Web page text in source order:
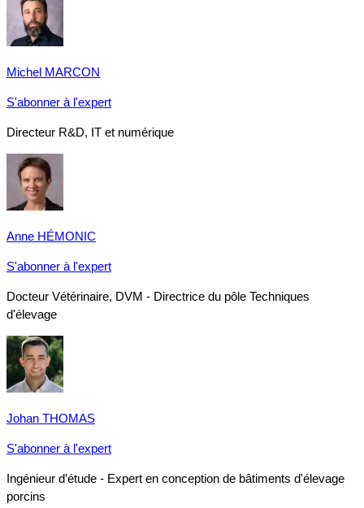
Michel MARCON
S'abonner à l'expert
Directeur R&D, IT et numérique
Anne HÉMONIC
S'abonner à l'expert
Docteur Vétérinaire, DVM - Directrice du pôle Techniques
d'élevage
Johan THOMAS
S'abonner à l'expert
Ingénieur d’étude - Expert en conception de bâtiments d'élevage
porcins